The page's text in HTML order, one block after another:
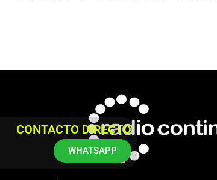
CONTACTO DIRECTO
WHATSAPP